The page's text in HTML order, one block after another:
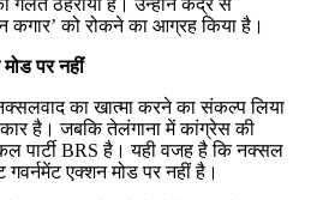
कगार’ को रोकने का आग्रह किया है।
पर नहीं
का खात्मा करने का संकल्प लिया
है। जबकि तेलंगाना में कांग्रेस की
पार्टी BRS है। यही वजह है कि नक्सल
एक्शन मोड पर नहीं है।